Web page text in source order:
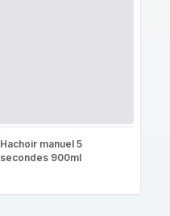
Hachoir manuel 5
secondes 900ml